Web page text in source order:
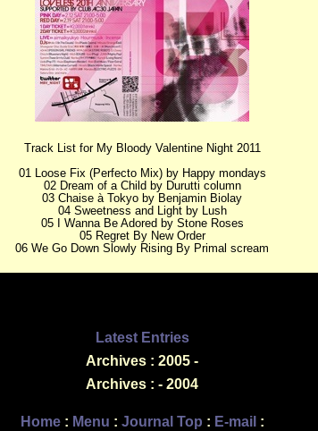
Track List for My Bloody Valentine Night 2011
01 Loose Fix (Perfecto Mix) by Happy mondays
02 Dream of a Child by Durutti column
03 Chaise à Tokyo by Benjamin Biolay
04 Sweetness and Light by Lush
05 I Wanna Be Adored by Stone Roses
05 Regret By New Order
06 We Go Down Slowly Rising By Primal scream
Latest Entries
Archives : 2005 -
Archives : - 2004
Home: Menu : Journal Top : E-mail :